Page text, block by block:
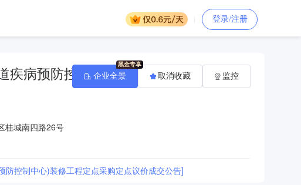
登录/注册
疾病预防控
桂城南四路26号
控制中心)装修工程定点采购定点议价成交公告]
企业全景 取消收藏 监控